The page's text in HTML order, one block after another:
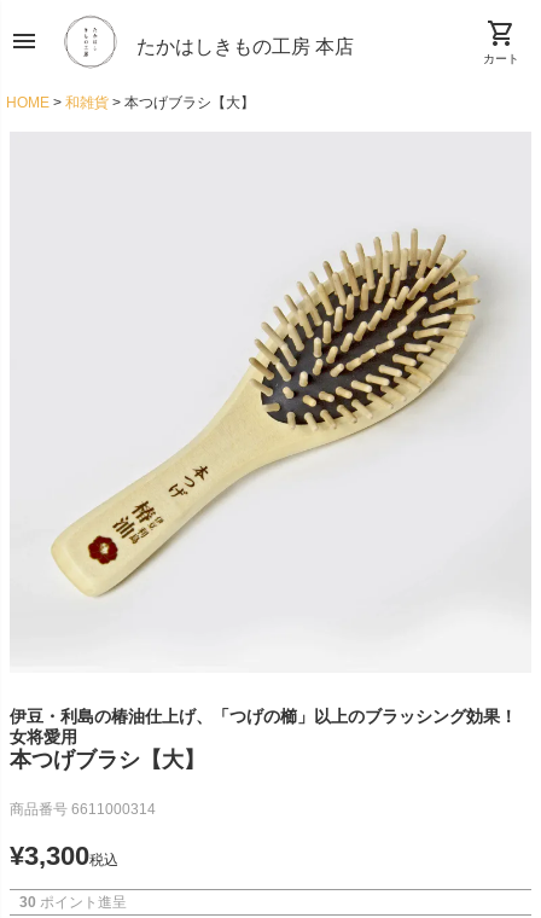
menu たかはしきもの工房 本店 shopping_cart
カート
HOME 和雑貨 本つげブラシ【大】
伊豆・利島の椿油仕上げ、「つげの櫛」以上のブラッシング効果！
女将愛用
本つげブラシ【大】
商品番号 6611000314
¥3,300税込
30 ポイント進呈